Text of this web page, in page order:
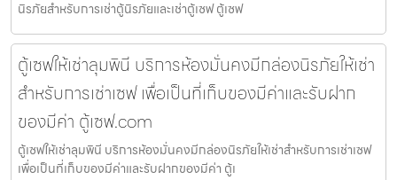
นิรภัยสำหรับการเช่าตู้นิรภัยและเช่าตู้เซฟ ตู้เซฟ
ตู้เซฟให้เช่าลุมพินี บริการห้องมั่นคงมีกล่องนิรภัยให้เช่า
สำหรับการเช่าเซฟ เพื่อเป็นที่เก็บของมีค่าและรับฝาก
ของมีค่า ตู้เซฟ.com
ตู้เซฟให้เช่าลุมพินี บริการห้องมั่นคงมีกล่องนิรภัยให้เช่าสำหรับการเช่าเซฟ
เพื่อเป็นที่เก็บของมีค่าและรับฝากของมีค่า ตู้เ